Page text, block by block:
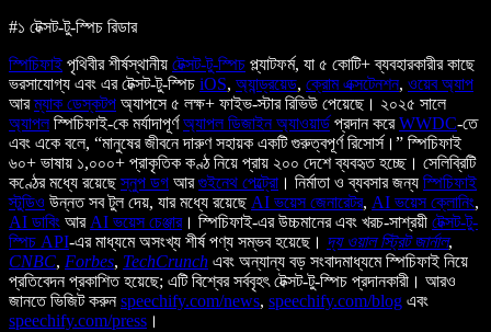
#১ টেক্সট-টু-স্পিচ রিডার
স্পিচিফাই পৃথিবীর শীর্ষস্থানীয় টেক্সট-টু-স্পিচ প্ল্যাটফর্ম, যা ৫ কোটি+ ব্যবহারকারীর কাছে
ভরসাযোগ্য এবং এর টেক্সট-টু-স্পিচ iOS, অ্যান্ড্রয়েড, ক্রোম এক্সটেনশন, ওয়েব অ্যাপ
আরম্যাক ডেস্কটপ অ্যাপসে ৫ লক্ষ+ ফাইভ-স্টার রিভিউ পেয়েছে। ২০২৫ সালে
অ্যাপলস্পিচিফাই-কে মর্যাদাপূর্ণঅ্যাপল ডিজাইন অ্যাওয়ার্ড প্রদান করেWWDC-তে
এবং একে বলে, “মানুষের জীবনে দারুণ সহায়ক একটি গুরুত্বপূর্ণ রিসোর্স।” স্পিচিফাই
৬০+ ভাষায় ১,০০০+ প্রাকৃতিক কণ্ঠ নিয়ে প্রায় ২০০ দেশে ব্যবহৃত হচ্ছে। সেলিব্রিটি
কণ্ঠের মধ্যে রয়েছেস্নুপ ডগ আরগুইনেথ পেল্ট্রো । নির্মাতা ও ব্যবসার জন্য স্পিচিফাই
স্টুডিও উন্নত সব টুল দেয়, যার মধ্যে রয়েছে AI ভয়েস জেনারেটর, AI ভয়েস ক্লোনিং,
AI ডাবিং আর AI ভয়েস চেঞ্জার। স্পিচিফাই-এর উচ্চমানের এবং খরচ-সাশ্রয়ী টেক্সট-টু-
স্পিচ API-এর মাধ্যমে অসংখ্য শীর্ষ পণ্য সম্ভব হয়েছে। দ্য ওয়াল স্ট্রিট জার্নাল,
CNBC, Forbes, TechCrunch এবং অন্যান্য বড় সংবাদমাধ্যমে স্পিচিফাই নিয়ে
প্রতিবেদন প্রকাশিত হয়েছে; এটি বিশ্বের সর্ববৃহৎ টেক্সট-টু-স্পিচ প্রদানকারী। আরও
জানতে ভিজিট করুনspeechify.com/news, speechify.com/blog এবং
speechify.com/press ।